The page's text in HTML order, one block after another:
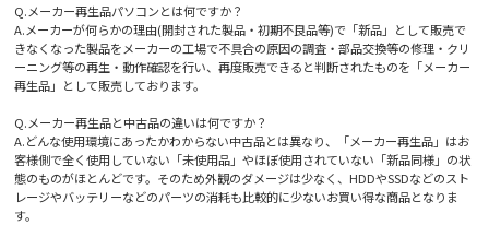
Q.メーカー再生品パソコンとは何ですか？
A.メーカーが何らかの理由(開封された製品・初期不良品等)で「新品」として販売で
きなくなった製品をメーカーの工場で不具合の原因の調査・部品交換等の修理・クリ
ーニング等の再生・動作確認を行い、再度販売できると判断されたものを「メーカー
再生品」として販売しております。
Q.メーカー再生品と中古品の違いは何ですか？
A.どんな使用環境にあったかわからない中古品とは異なり、「メーカー再生品」はお
客様側で全く使用していない「未使用品」やほぼ使用されていない「新品同様」の状
態のものがほとんどです。そのため外観のダメージは少なく、HDDやSSDなどのスト
レージやバッテリーなどのパーツの消耗も比較的に少ないお買い得な商品となりま
す。